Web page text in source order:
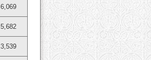
6,069
5,682
3,539